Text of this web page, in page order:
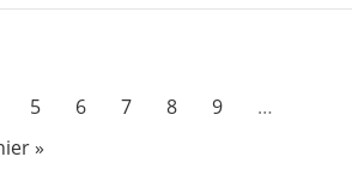
5 6 7 8 9
…
»